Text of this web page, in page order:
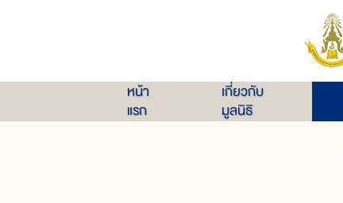
หน้า
แรก
เกี่ยวกับ
มูลนิธิ